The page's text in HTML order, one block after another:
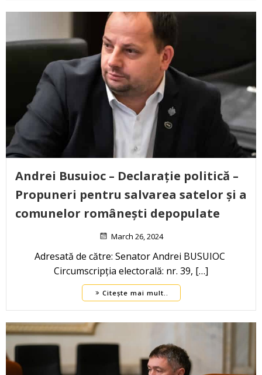
Andrei Busuioc – Declarație politică –
Propuneri pentru salvarea satelor și a
comunelor românești depopulate
March 26, 2024
Adresată de către: Senator Andrei BUSUIOC
Circumscripția electorală: nr. 39, […]
Citește mai mult..